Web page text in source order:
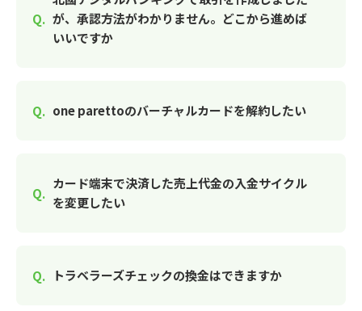
が、承認方法がわかりません。どこから進めば
いいですか
one parettoのバーチャルカードを解約したい
カード端末で決済した売上代金の入金サイクル
を変更したい
トラベラーズチェックの換金はできますか